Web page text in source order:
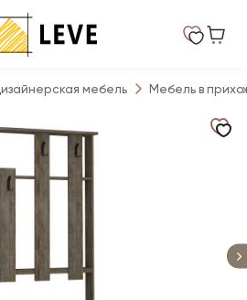
мебель Мебель в